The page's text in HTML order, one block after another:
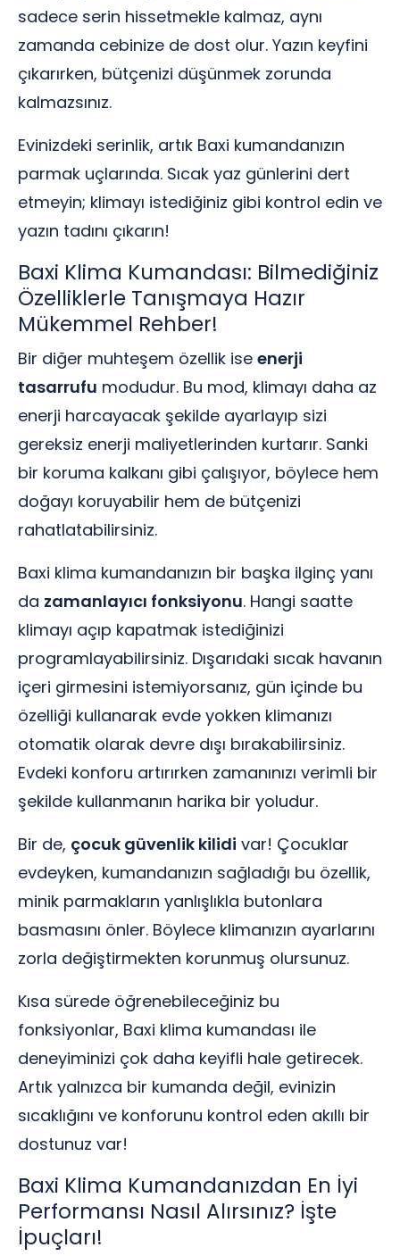
sadece serin hissetmekle kalmaz, aynı
zamanda cebinize de dost olur. Yazın keyfini
çıkarırken, bütçenizi düşünmek zorunda
kalmazsınız.
Evinizdeki serinlik, artık Baxi kumandanızın
parmak uçlarında. Sıcak yaz günlerini dert
etmeyin; klimayı istediğiniz gibi kontrol edin ve
yazın tadını çıkarın!
Baxi Klima Kumandası: Bilmediğiniz
Özelliklerle Tanışmaya Hazır
Mükemmel Rehber!
Bir diğer muhteşem özellik ise enerji
tasarrufu modudur. Bu mod, klimayı daha az
enerji harcayacak şekilde ayarlayıp sizi
gereksiz enerji maliyetlerinden kurtarır. Sanki
bir koruma kalkanı gibi çalışıyor, böylece hem
doğayı koruyabilir hem de bütçenizi
rahatlatabilirsiniz.
Baxi klima kumandanızın bir başka ilginç yanı
da zamanlayıcı fonksiyonu. Hangi saatte
klimayı açıp kapatmak istediğinizi
programlayabilirsiniz. Dışarıdaki sıcak havanın
içeri girmesini istemiyorsanız, gün içinde bu
özelliği kullanarak evde yokken klimanızı
otomatik olarak devre dışı bırakabilirsiniz.
Evdeki konforu artırırken zamanınızı verimli bir
şekilde kullanmanın harika bir yoludur.
Bir de, çocuk güvenlik kilidi var! Çocuklar
evdeyken, kumandanızın sağladığı bu özellik,
minik parmakların yanlışlıkla butonlara
basmasını önler. Böylece klimanızın ayarlarını
zorla değiştirmekten korunmuş olursunuz.
Kısa sürede öğrenebileceğiniz bu
fonksiyonlar, Baxi klima kumandası ile
deneyiminizi çok daha keyifli hale getirecek.
Artık yalnızca bir kumanda değil, evinizin
sıcaklığını ve konforunu kontrol eden akıllı bir
dostunuz var!
Baxi Klima Kumandanızdan En İyi
Performansı Nasıl Alırsınız? İşte
İpuçları!